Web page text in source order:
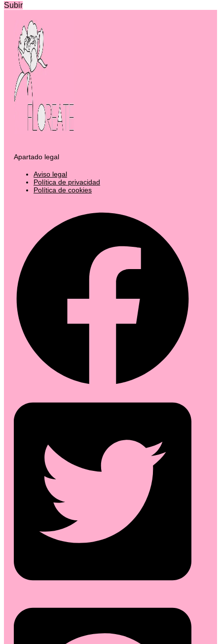
Subir
Apartado legal
Aviso legal
Política de privacidad
Política de cookies